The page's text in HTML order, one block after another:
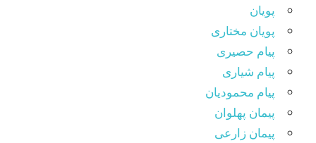
پویان
پویان مختاری
پیام حصیری
پیام شیاری
پیام محمودیان
پیمان پهلوان
پیمان زارعی